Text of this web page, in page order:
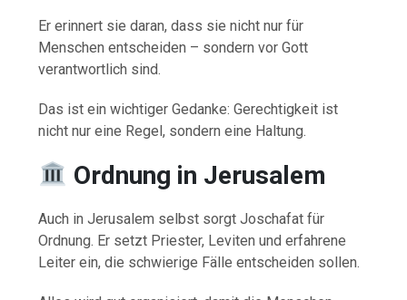
Er erinnert sie daran, dass sie nicht nur für
Menschen entscheiden – sondern vor Gott
verantwortlich sind.
Das ist ein wichtiger Gedanke: Gerechtigkeit ist
nicht nur eine Regel, sondern eine Haltung.
Ordnung in Jerusalem
Auch in Jerusalem selbst sorgt Joschafat für
Ordnung. Er setzt Priester, Leviten und erfahrene
Leiter ein, die schwierige Fälle entscheiden sollen.